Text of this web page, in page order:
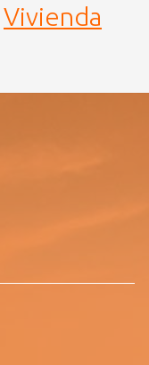
Vivienda